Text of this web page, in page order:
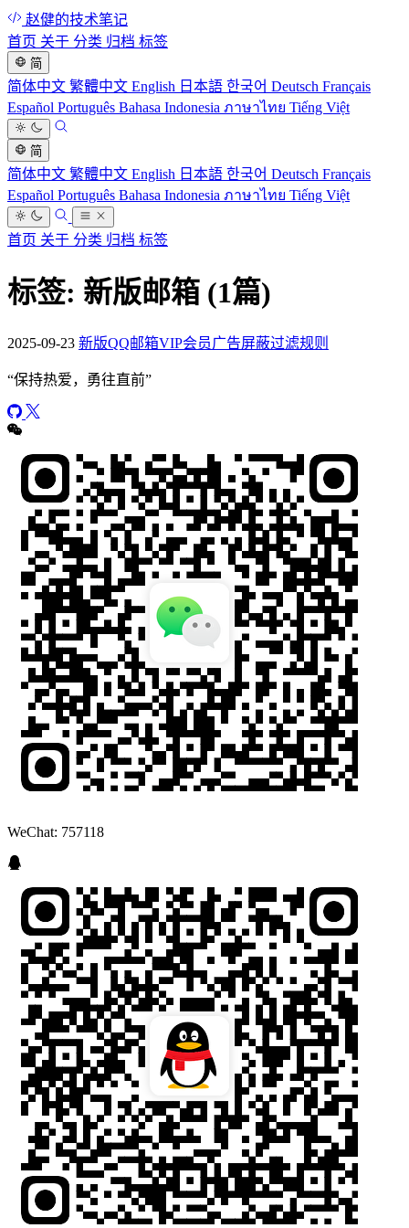
赵健的技术笔记
首页 关于 分类 归档 标签
简
简体中文 繁體中文 English 日本語 한국어 Deutsch Français
Español Português Bahasa Indonesia ภาษาไทย Tiếng Việt
简
简体中文 繁體中文 English 日本語 한국어 Deutsch Français
Español Português Bahasa Indonesia ภาษาไทย Tiếng Việt
首页 关于 分类 归档 标签
标签: 新版邮箱 (1篇)
2025-09-23 新版QQ邮箱VIP会员广告屏蔽过滤规则
“保持热爱，勇往直前”
WeChat: 757118